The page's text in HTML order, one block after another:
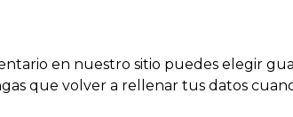
en nuestro sitio puedes elegir
que volver a rellenar tus datos